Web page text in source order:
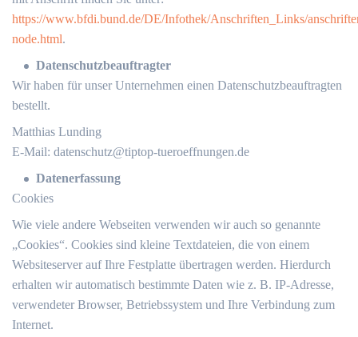
https://www.bfdi.bund.de/DE/Infothek/Anschriften_Links/
node.html.
Datenschutzbeauftragter
Wir haben für unser Unternehmen einen Datenschutzbeauftragten
bestellt.
Matthias Lunding
E-Mail: datenschutz@tiptop-tueroeffnungen.de
Datenerfassung
Cookies
Wie viele andere Webseiten verwenden wir auch so genannte
„Cookies“. Cookies sind kleine Textdateien, die von einem
Websiteserver auf Ihre Festplatte übertragen werden. Hierdurch
erhalten wir automatisch bestimmte Daten wie z. B. IP-Adresse,
verwendeter Browser, Betriebssystem und Ihre Verbindung zum
Internet.